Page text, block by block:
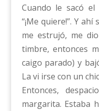
Cuando le sacó
“¡Me quiere!”. Y
me estrujó, me
timbre, entonces
caigo parado) y
La vi irse con un
Entonces,
margarita. Estaba